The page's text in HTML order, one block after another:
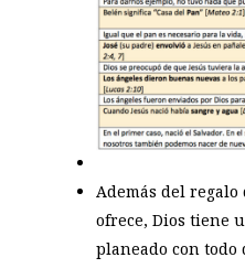
Además del
ofrece, Dios tiene
planeado con todo